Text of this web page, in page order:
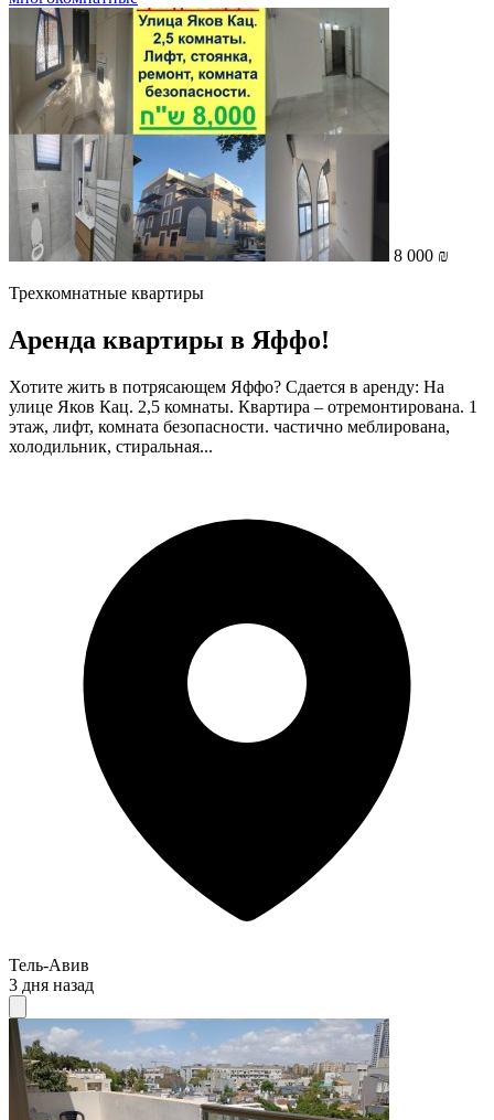
8 000 ₪
Трехкомнатные квартиры
Аренда квартиры в Яффо!
Хотите жить в потрясающем Яффо? Сдается в аренду: На
улице Яков Кац. 2,5 комнаты. Квартира – отремонтирована. 1
этаж, лифт, комната безопасности. частично меблирована,
холодильник, стиральная...
Тель-Авив
3 дня назад